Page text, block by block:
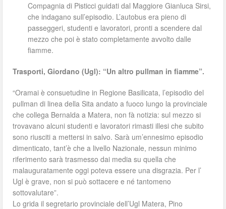
Compagnia di Pisticci guidati dal Maggiore Gianluca Sirsi,
che indagano sull’episodio. L’autobus era pieno di
passeggeri, studenti e lavoratori, pronti a scendere dal
mezzo che poi è stato completamente avvolto dalle
fiamme.
Trasporti, Giordano (Ugl): “Un altro pullman in fiamme”.
“Oramai è consuetudine in Regione Basilicata, l’episodio del
pullman di linea della Sita andato a fuoco lungo la provinciale
che collega Bernalda a Matera, non fà notizia: sul mezzo si
trovavano alcuni studenti e lavoratori rimasti illesi che subito
sono riusciti a mettersi in salvo. Sarà um’ennesimo episodio
dimenticato, tant’è che a livello Nazionale, nessun minimo
riferimento sarà trasmesso dai media su quella che
malauguratamente oggi poteva essere una disgrazia. Per l’
Ugl è grave, non si può sottacere e né tantomeno
sottovalutare”.
Lo grida il segretario provinciale dell’Ugl Matera, Pino